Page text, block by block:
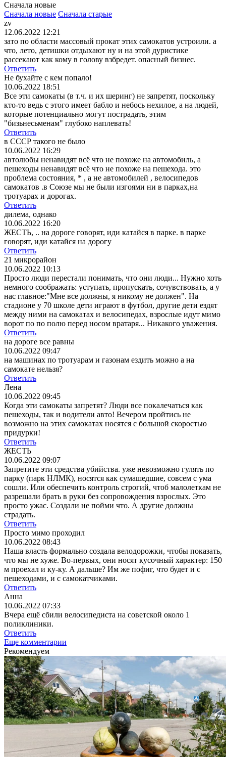
Сначала новые
Сначала новые Сначала старые
zv
12.06.2022 12:21
зато по области массовый прокат этих самокатов устроили. а
что, лето, детишки отдыхают ну и на этой дуристике
рассекают как кому в голову взбредет. опасный бизнес.
Ответить
Не бухайте с кем попало!
10.06.2022 18:51
Все эти самокаты (в т.ч. и их шеринг) не запретят, поскольку
кто-то ведь с этого имеет бабло и небось нехилое, а на людей,
которые потенциально могут пострадать, этим
"бизьнесьменам" глубоко наплевать!
Ответить
в СССР такого не было
10.06.2022 16:29
автолюбы ненавидят всё что не похоже на автомобиль, а
пешеходы ненавидят всё что не похоже на пешехода. это
проблема состояния, * , а не автомобилей , велосипедов
самокатов .в Союзе мы не были изгоями ни в парках,на
тротуарах и дорогах.
Ответить
дилема, однако
10.06.2022 16:20
ЖЕСТЬ, .. на дороге говорят, иди катайся в парке. в парке
говорят, иди катайся на дорогу
Ответить
21 микрорайон
10.06.2022 10:13
Просто люди перестали понимать, что они люди... Нужно хоть
немного соображать: уступать, пропускать, сочувствовать, а у
нас главное:"Мне все должны, я никому не должен". На
стадионе у 70 школе дети играют в футбол, другие дети ездят
между ними на самокатах и велосипедах, взрослые идут мимо
ворот по по полю перед носом вратаря... Никакого уважения.
Ответить
на дороге все равны
10.06.2022 09:47
на машинах по тротуарам и газонам ездить можно а на
самокате нельзя?
Ответить
Лена
10.06.2022 09:45
Когда эти самокаты запретят? Люди все покалечаться как
пешеходы, так и водители авто! Вечером пройтись не
возможно на этих самокатах носятся с большой скоростью
придурки!
Ответить
ЖЕСТЬ
10.06.2022 09:07
Запретите эти средства убийства. уже невозможно гулять по
парку (парк НЛМК), носятся как сумашедшие, совсем с ума
сошли. Или обеспечить контроль строгий, чтоб малолеткам не
разрешали брать в руки без сопровождения взрослых. Это
просто ужас. Создали не пойми что. А другие должны
страдать.
Ответить
Просто мимо проходил
10.06.2022 08:43
Наша власть формально создала велодорожки, чтобы показать,
что мы не хуже. Во-первых, они носят кусочный характер: 150
м проехал и ку-ку. А дальше? Им же пофиг, что будет и с
пешеходами, и с самокатчиками.
Ответить
Анна
10.06.2022 07:33
Вчера ещё сбили велосипедиста на советской около 1
поликлиники.
Ответить
Еще комментарии
Рекомендуем